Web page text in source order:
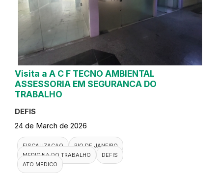
Visita a A C F TECNO AMBIENTAL
ASSESSORIA EM SEGURANCA DO
TRABALHO
DEFIS
24 de March de 2026
FISCALIZACAO
RIO DE JANEIRO
MEDICINA DO TRABALHO
DEFIS
ATO MEDICO